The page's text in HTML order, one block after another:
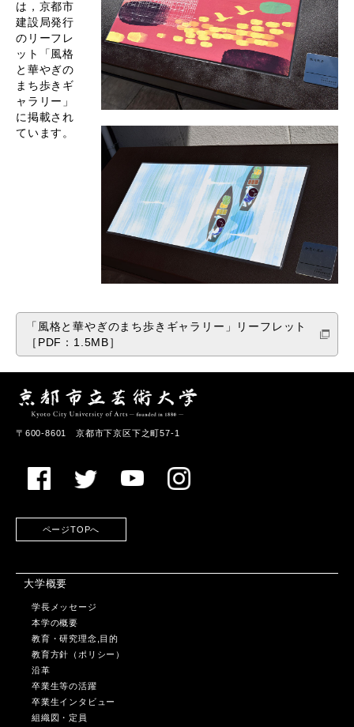
は，京都市
建設局発行
のリーフレ
ット「風格
と華やぎの
まち歩きギ
ャラリー」
に掲載され
ています。
「風格と華やぎのまち歩きギャラリー」リーフレット
［PDF：1.5MB］
〒600-8601 京都市下京区下之町57-1
ページTOPへ
大学概要
学長メッセージ
本学の概要
教育・研究理念,目的
教育方針（ポリシー）
沿革
卒業生等の活躍
卒業生インタビュー
組織図・定員